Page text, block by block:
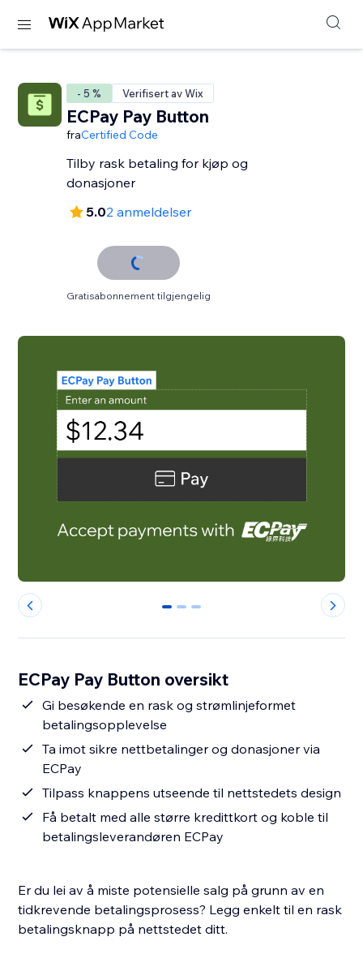
- 5 % Verifisert av Wix
ECPay Pay Button
fraCertified Code
Tilby rask betaling for kjøp og
donasjoner
5.02 anmeldelser
Gratisabonnement tilgjengelig
0 1 2
ECPay Pay Button oversikt
Gi besøkende en rask og strømlinjeformet
betalingsopplevelse
Ta imot sikre nettbetalinger og donasjoner via
ECPay
Tilpass knappens utseende til nettstedets design
Få betalt med alle større kredittkort og koble til
betalingsleverandøren ECPay
Er du lei av å miste potensielle salg på grunn av en
tidkrevende betalingsprosess? Legg enkelt til en rask
betalingsknapp på nettstedet ditt.